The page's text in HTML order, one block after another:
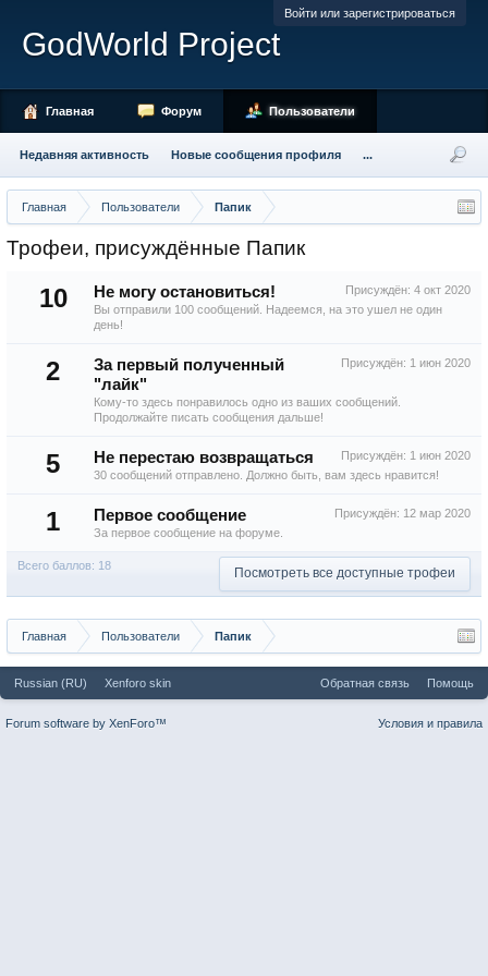
Войти или зарегистрироваться
Главная Пользователи Папик
Трофеи, присуждённые Папик
10 Присуждён: 4 окт 2020
Не могу остановиться!
Вы отправили 100 сообщений. Надеемся, на это ушел не один
день!
2 Присуждён: 1 июн 2020
За первый полученный
"лайк"
Кому-то здесь понравилось одно из ваших сообщений.
Продолжайте писать сообщения дальше!
5 Присуждён: 1 июн 2020
Не перестаю возвращаться
30 сообщений отправлено. Должно быть, вам здесь нравится!
1 Присуждён: 12 мар 2020
Первое сообщение
За первое сообщение на форуме.
Всего баллов: 18 Посмотреть все доступные трофеи
Главная Пользователи Папик
GodWorld Project
Главная Форум Пользователи
Недавняя активность Новые сообщения профиля ...
Russian (RU) Xenforo skin Обратная связь Помощь
Условия и правила
Forum software by XenForo™